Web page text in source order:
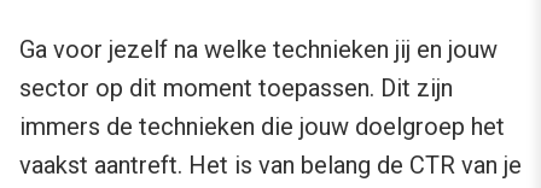
Ga voor jezelf na welke technieken jij en jouw
sector op dit moment toepassen. Dit zijn
immers de technieken die jouw doelgroep het
vaakst aantreft. Het is van belang de CTR van je